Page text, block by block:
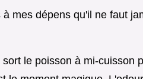
à mes dépens qu'il ne faut
le poisson à mi-cuisson